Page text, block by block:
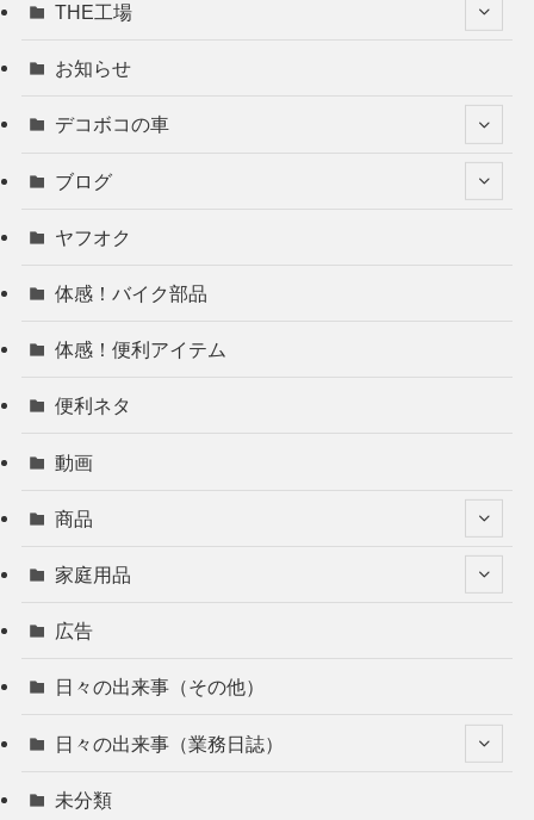
THE工場
お知らせ
デコボコの車
ブログ
ヤフオク
体感！バイク部品
体感！便利アイテム
便利ネタ
動画
商品
家庭用品
広告
日々の出来事（その他）
日々の出来事（業務日誌）
未分類